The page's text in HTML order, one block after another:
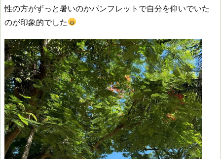
性の方がずっと暑いのかパンフレットで自分を仰いでいた
のが印象的でした